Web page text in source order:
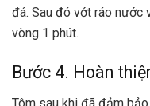
đá. Sau đó vớt ráo nước
vòng 1 phút.
Bước 4. Hoàn